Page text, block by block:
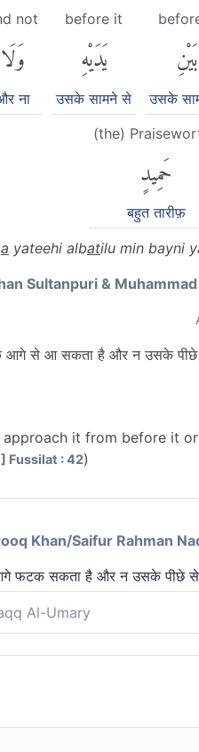
بَيْنِ
उसके
before it
يَدَيْهِ
उसके सामने से
not
وَلَا
ना
(the)
حَمِيدٍ
बहुत तारीफ़
a yateehi albatilu min bayni
Sultanpuri &
से आ सकता है और न उसके पीछे से;
approach it from before it
Fussilat : 42)
Khan/Saifur Rahman
सकता है और न उसके पीछे से
Al-Umary